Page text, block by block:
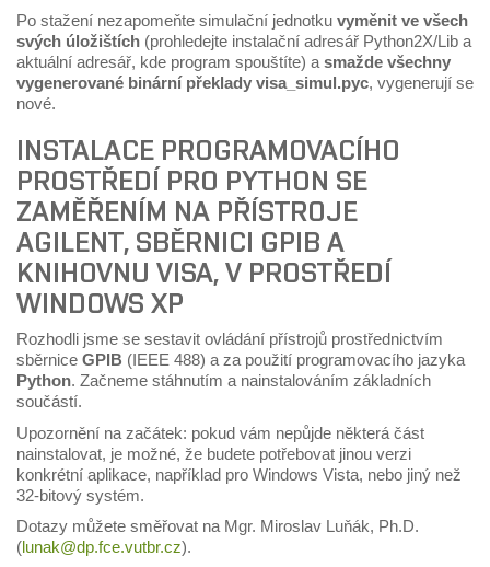
Po stažení nezapomeňte simulační jednotku vyměnit ve všech
svých úložištích (prohledejte instalační adresář Python2X/Lib a
aktuální adresář, kde program spouštíte) a smažde všechny
vygenerované binární překlady visa_simul.pyc, vygenerují se
nové.
INSTALACE PROGRAMOVACÍHO
PROSTŘEDÍ PRO PYTHON SE
ZAMĚŘENÍM NA PŘÍSTROJE
AGILENT, SBĚRNICI GPIB A
KNIHOVNU VISA, V PROSTŘEDÍ
WINDOWS XP
Rozhodli jsme se sestavit ovládání přístrojů prostřednictvím
sběrnice GPIB (IEEE 488) a za použití programovacího jazyka
Python. Začneme stáhnutím a nainstalováním základních
součástí.
Upozornění na začátek: pokud vám nepůjde některá část
nainstalovat, je možné, že budete potřebovat jinou verzi
konkrétní aplikace, například pro Windows Vista, nebo jiný než
32-bitový systém.
Dotazy můžete směřovat na Mgr. Miroslav Luňák, Ph.D.
(lunak@dp.fce.vutbr.cz).